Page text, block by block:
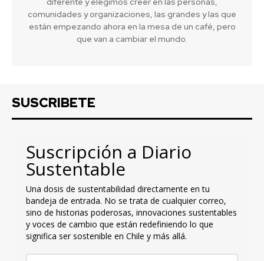
comunidades y organizaciones, las grandes y las que
están empezando ahora en la mesa de un café, pero
que van a cambiar el mundo.
SUSCRIBETE
Suscripción a Diario
Sustentable
Una dosis de sustentabilidad directamente en tu
bandeja de entrada. No se trata de cualquier correo,
sino de historias poderosas, innovaciones sustentables
y voces de cambio que están redefiniendo lo que
significa ser sostenible en Chile y más allá.